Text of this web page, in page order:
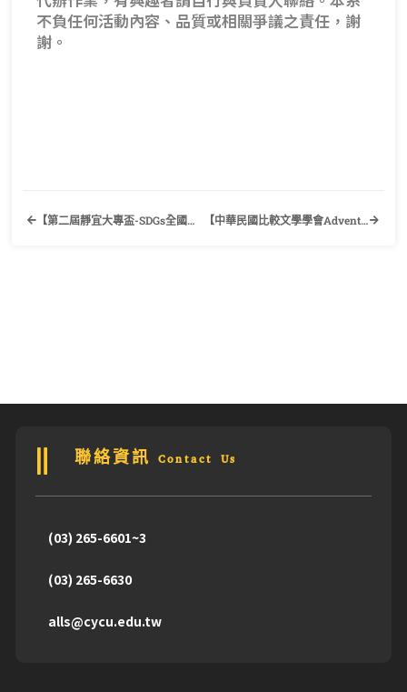
不負任何活動內容、品質或相關爭議之責任，謝
謝。
【第二屆靜宜大專盃-SDGs全國英語漫畫海報創意競賽】歡迎有興趣的同學踴躍報名！ 【中華民國比較文學學會Advent研讀班：後人類與新主體】歡迎有興趣的同學踴躍報名！
聯絡資訊 Contact Us
(03) 265-6601~3
(03) 265-6630
alls@cycu.edu.tw